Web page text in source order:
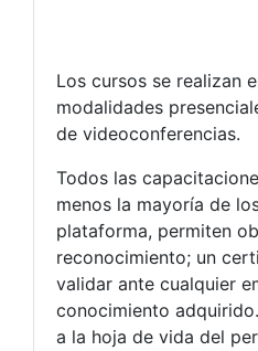
Los cursos se realizan
modalidades
de videoconferencias.
Todos las
menos la mayoría de
plataforma, permiten
reconocimiento; un
validar ante cualquier
conocimiento
a la hoja de vida del